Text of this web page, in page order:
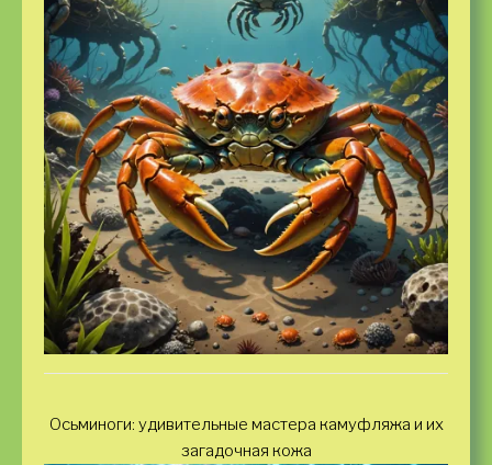
Осьминоги: удивительные мастера камуфляжа и их
загадочная кожа